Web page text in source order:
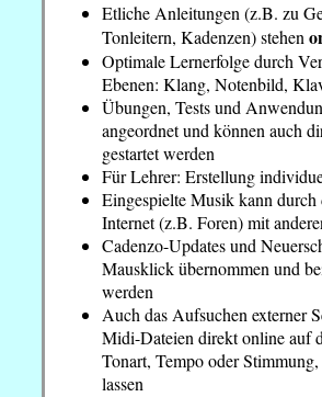
Etliche Anleitungen (z.B. zu
Tonleitern, Kadenzen) stehen
Optimale Lernerfolge durch
Ebenen: Klang, Notenbild,
Übungen, Tests und
angeordnet und können auch
gestartet werden
Für Lehrer: Erstellung
Eingespielte Musik kann
Internet (z.B. Foren) mit
Cadenzo-Updates und
Mausklick übernommen und
werden
Auch das Aufsuchen externer
Midi-Dateien direkt online auf
Tonart, Tempo oder
lassen